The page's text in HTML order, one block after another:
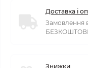
Доставка і
Замовлення
Знижки